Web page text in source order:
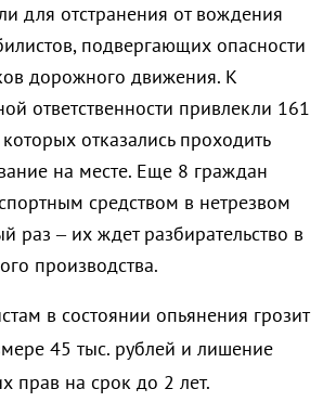
для отстранения от вождения
подвергающих опасности
дорожного движения. К
ответственности привлекли 161
отказались проходить
на месте. Еще 8 граждан
средством в нетрезвом
раз – их ждет разбирательство в
производства.
в состоянии опьянения грозит
45 тыс. рублей и лишение
прав на срок до 2 лет.